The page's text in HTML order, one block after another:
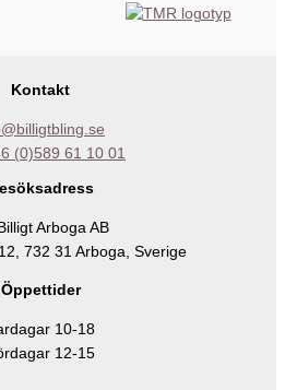
Kontakt
(0)589 61 10 01
Arboga AB
732 31 Arboga, Sverige
Öppettider
10-18
12-15